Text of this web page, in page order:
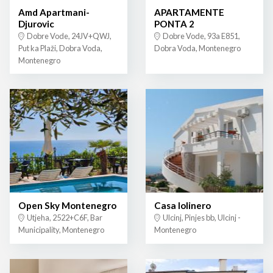
Amd Apartmani-
Djurovic
Dobre Vode, 24JV+QWJ,
Put ka Plaži, Dobra Voda,
Montenegro
APARTAMENTE
PONTA 2
Dobre Vode, 93a E851,
Dobra Voda, Montenegro
Open Sky Montenegro
Utjeha, 2522+C6F, Bar
Municipality, Montenegro
Casa lolinero
Ulcinj, Pinjes bb, Ulcinj -
Montenegro